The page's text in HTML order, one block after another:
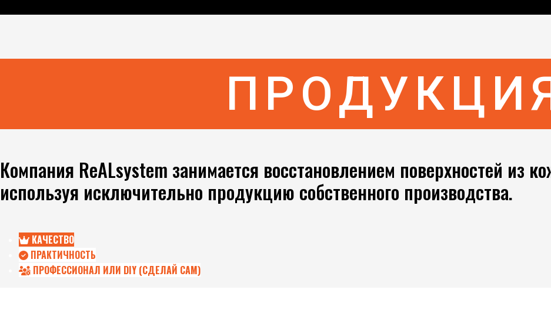
Компания ReALsystem занимается восстановлением поверхностей из
используя исключительно продукцию собственного производства.
КАЧЕСТВО
ПРАКТИЧНОСТЬ
ПРОФЕССИОНАЛ ИЛИ DIY (СДЕЛАЙ САМ)